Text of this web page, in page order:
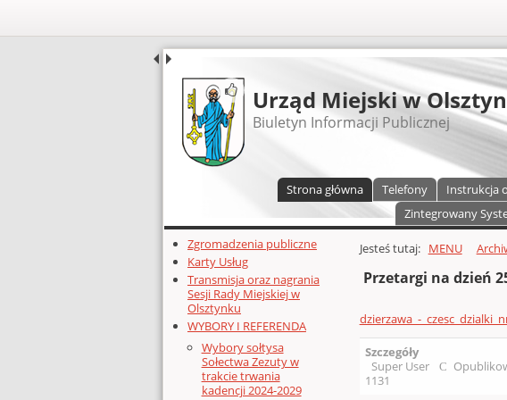
UDOSTĘPNIJ
Urząd Miejski w
Biuletyn Informacji Publicznej
Strona główna Telefony Instrukcja
Zintegrowany
Dodatkowe zasoby (lewa kolumna)
Zgromadzenia publiczne
Karty Usług
Transmisja oraz nagrania
Sesji Rady Miejskiej w
Olsztynku
WYBORY I REFERENDA
Wybory sołtysa
Sołectwa Zezuty w
trakcie trwania
kadencji 2024-2029
Głównej zawartości
Jesteś tutaj: MENU
Przetargi na dzień
dzierzawa_-
Szczegóły
Super User
1131